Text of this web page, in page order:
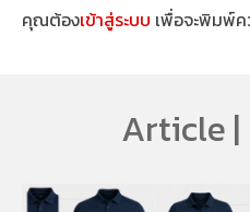
คุณต้องเข้าสู่ระบบ เพื่อจะพิมพ์ค
Article